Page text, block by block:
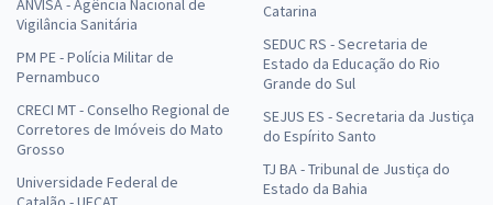
ANVISA - Agência Nacional de
Vigilância Sanitária
PM PE - Polícia Militar de
Pernambuco
CRECI MT - Conselho Regional de
Corretores de Imóveis do Mato
Grosso
Universidade Federal de
Catarina
SEDUC RS - Secretaria de
Estado da Educação do Rio
Grande do Sul
SEJUS ES - Secretaria da Justiça
do Espírito Santo
TJ BA - Tribunal de Justiça do
Estado da Bahia